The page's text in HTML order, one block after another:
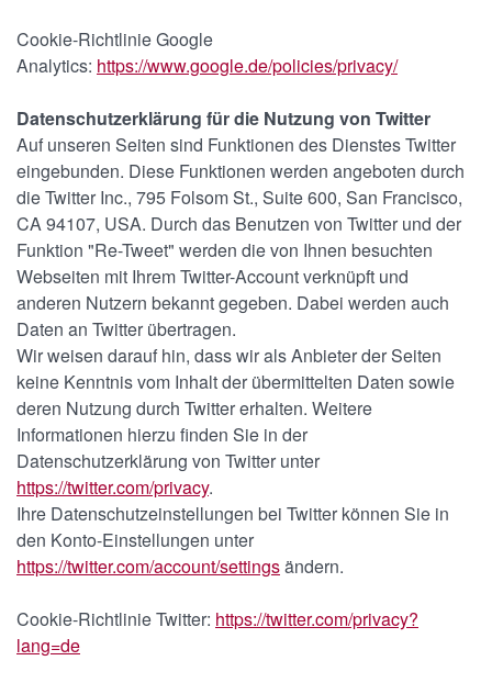
Cookie-Richtlinie Google
Analytics: https://www.google.de/policies/privacy/
Datenschutzerklärung für die Nutzung von Twitter
Auf unseren Seiten sind Funktionen des Dienstes Twitter
eingebunden. Diese Funktionen werden angeboten durch
die Twitter Inc., 795 Folsom St., Suite 600, San Francisco,
CA 94107, USA. Durch das Benutzen von Twitter und der
Funktion "Re-Tweet" werden die von Ihnen besuchten
Webseiten mit Ihrem Twitter-Account verknüpft und
anderen Nutzern bekannt gegeben. Dabei werden auch
Daten an Twitter übertragen.
Wir weisen darauf hin, dass wir als Anbieter der Seiten
keine Kenntnis vom Inhalt der übermittelten Daten sowie
deren Nutzung durch Twitter erhalten. Weitere
Informationen hierzu finden Sie in der
Datenschutzerklärung von Twitter unter
https://twitter.com/privacy.
Ihre Datenschutzeinstellungen bei Twitter können Sie in
den Konto-Einstellungen unter
https://twitter.com/account/settingsändern.
Cookie-Richtlinie Twitter: https://twitter.com/privacy?
lang=de